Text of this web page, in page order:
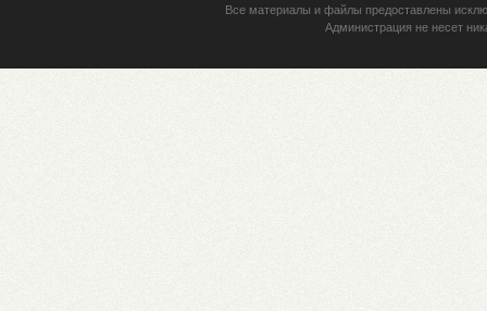
Все материалы и файлы предоставлены
Администрация не несет